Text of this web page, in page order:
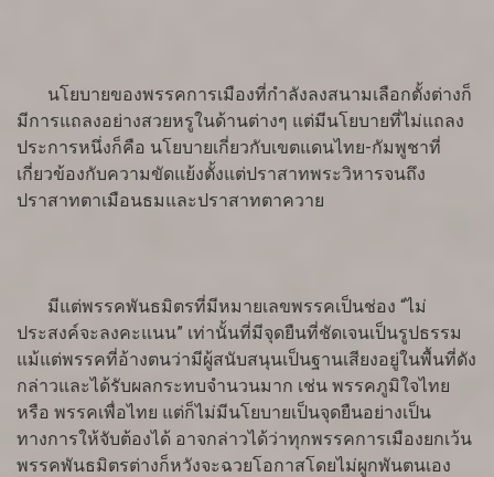
นโยบายของพรรคการเมืองที่กำลังลงสนามเลือกตั้งต่างก็
มีการแถลงอย่างสวยหรูในด้านต่างๆ แต่มีนโยบายที่ไม่แถลง
ประการหนึ่งก็คือ นโยบายเกี่ยวกับเขตแดนไทย-กัมพูชาที่
เกี่ยวข้องกับความขัดแย้งตั้งแต่ปราสาทพระวิหารจนถึง
ปราสาทตาเมือนธมและปราสาทตาควาย
มีแต่พรรคพันธมิตรที่มีหมายเลขพรรคเป็นช่อง “ไม่
ประสงค์จะลงคะแนน” เท่านั้นที่มีจุดยืนที่ชัดเจนเป็นรูปธรรม
แม้แต่พรรคที่อ้างตนว่ามีผู้สนับสนุนเป็นฐานเสียงอยู่ในพื้นที่ดัง
กล่าวและได้รับผลกระทบจำนวนมาก เช่น พรรคภูมิใจไทย
หรือ พรรคเพื่อไทย แต่ก็ไม่มีนโยบายเป็นจุดยืนอย่างเป็น
ทางการให้จับต้องได้ อาจกล่าวได้ว่าทุกพรรคการเมืองยกเว้น
พรรคพันธมิตรต่างก็หวังจะฉวยโอกาสโดยไม่ผูกพันตนเอง